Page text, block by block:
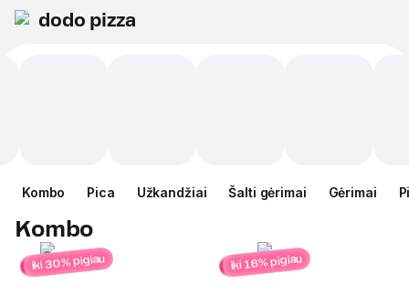
dodo pizza
Kombo Pica Užkandžiai Šalti gėrimai Gėrimai
Kombo
iki 30% pigiau iki 16% pigiau